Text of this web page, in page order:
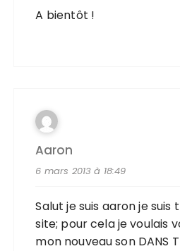
A bientôt !
Aaron
6 mars 2013 à 18:49
Salut je suis aaron je
site; pour cela je voulais
mon nouveau son DANS